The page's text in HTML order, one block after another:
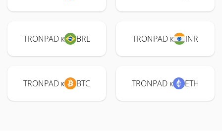
TRONPAD к BRL TRONPAD к INR
TRONPAD к BTC TRONPAD к ETH